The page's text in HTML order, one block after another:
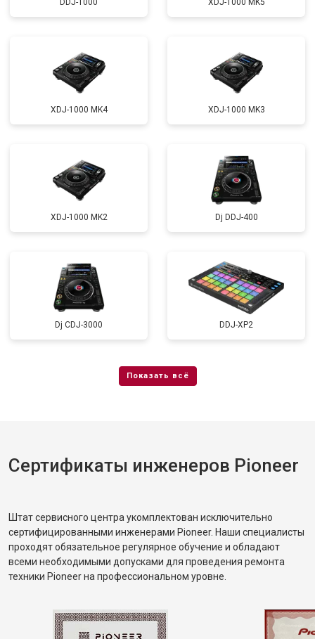
DDJ-1000 XDJ-1000 MK5
XDJ-1000 MK4 XDJ-1000 MK3
XDJ-1000 MK2 Dj DDJ-400
Dj CDJ-3000 DDJ-XP2
Сертификаты инженеров Pioneer
Штат сервисного центра укомплектован исключительно
сертифицированными инженерами Pioneer. Наши специалисты
проходят обязательное регулярное обучение и обладают
всеми необходимыми допусками для проведения ремонта
техники Pioneer на профессиональном уровне.